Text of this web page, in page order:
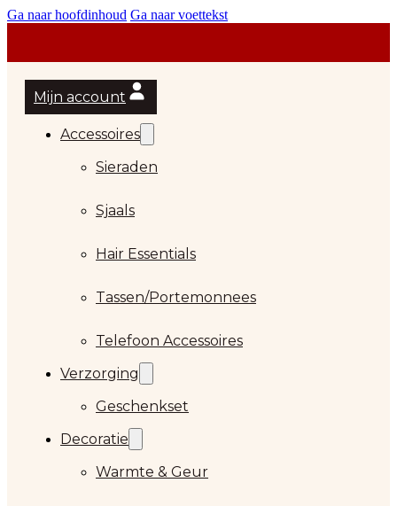
Ga naar hoofdinhoud Ga naar voettekst
Mijn account
Accessoires
Sieraden
Sjaals
Hair Essentials
Tassen/Portemonnees
Telefoon Accessoires
Verzorging
Geschenkset
Decoratie
Warmte & Geur